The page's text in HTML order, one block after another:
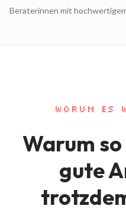
Beraterinnen mit
WORUM ES
Warum
gute